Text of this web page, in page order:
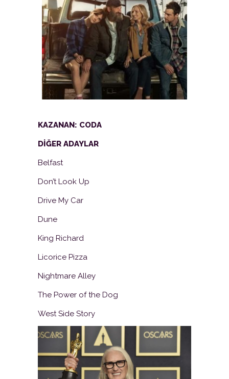
KAZANAN: CODA
DİĞER ADAYLAR
Belfast
Don’t Look Up
Drive My Car
Dune
King Richard
Licorice Pizza
Nightmare Alley
The Power of the Dog
West Side Story